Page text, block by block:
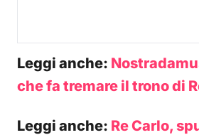
Leggi anche:
che fa tremare il trono di
Leggi anche: Re Carlo,